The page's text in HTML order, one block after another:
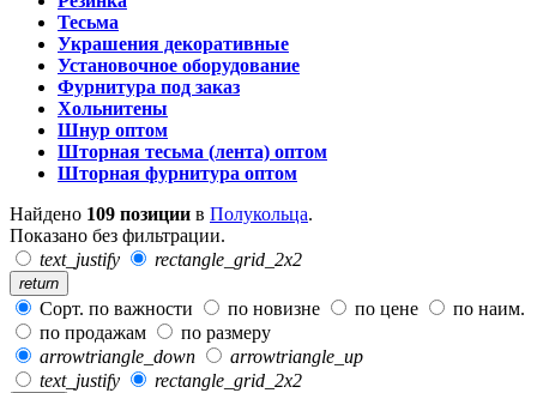
Тесьма
Украшения декоративные
Установочное оборудование
Фурнитура под заказ
Хольнитены
Шнур оптом
Шторная тесьма (лента) оптом
Шторная фурнитура оптом
Найдено 109 позиции в Полукольца.
Показано без фильтрации.
text_justify
rectangle_grid_2x2
return
Сорт. по важности по новизне по цене
по наим.
по продажам
по размеру
arrowtriangle_down
arrowtriangle_up
text_justify
rectangle_grid_2x2